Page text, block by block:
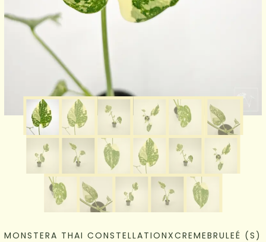
MONSTERA THAI CONSTELLATIONXCREMEBRULEÉ (S)